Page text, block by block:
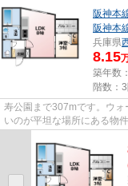
阪神本
阪神本
兵庫県
8.15
築年数
階数：
寿公園まで307mです。ウ
いのが平坦な場所にある物